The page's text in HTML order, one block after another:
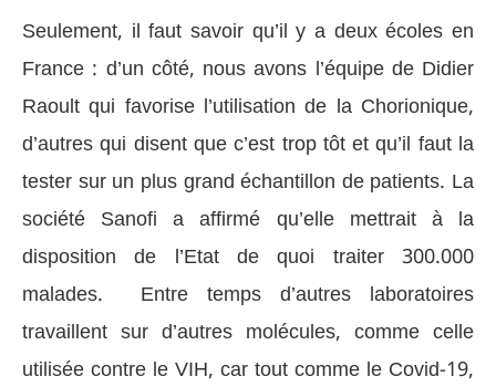
Seulement, il faut savoir qu’il y a deux écoles en
France : d’un côté, nous avons l’équipe de Didier
Raoult qui favorise l’utilisation de la Chorionique,
d’autres qui disent que c’est trop tôt et qu’il faut la
tester sur un plus grand échantillon de patients. La
société Sanofi a affirmé qu’elle mettrait à la
disposition de l’Etat de quoi traiter 300.000
malades. Entre temps d’autres laboratoires
travaillent sur d’autres molécules, comme celle
utilisée contre le VIH, car tout comme le Covid-19,